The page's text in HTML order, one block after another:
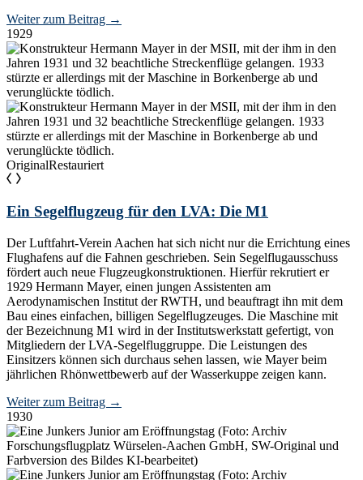
Weiter zum Beitrag →
1929
OriginalRestauriert
Ein Segelflugzeug für den LVA: Die M1
Der Luftfahrt-Verein Aachen hat sich nicht nur die Errichtung eines
Flughafens auf die Fahnen geschrieben. Sein Segelflugausschuss
fördert auch neue Flugzeugkonstruktionen. Hierfür rekrutiert er
1929 Hermann Mayer, einen jungen Assistenten am
Aerodynamischen Institut der RWTH, und beauftragt ihn mit dem
Bau eines einfachen, billigen Segelflugzeuges. Die Maschine mit
der Bezeichnung M1 wird in der Institutswerkstatt gefertigt, von
Mitgliedern der LVA-Segelfluggruppe. Die Leistungen des
Einsitzers können sich durchaus sehen lassen, wie Mayer beim
jährlichen Rhönwettbewerb auf der Wasserkuppe zeigen kann.
Weiter zum Beitrag →
1930